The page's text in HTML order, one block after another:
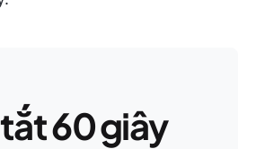
60 giây